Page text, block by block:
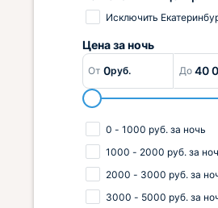
Исключить
Цена заночь
От 0руб. До 40
0 - 1000 руб. за ночь
1000 - 2000 руб. за
2000 - 3000 руб. за
3000 - 5000 руб. за